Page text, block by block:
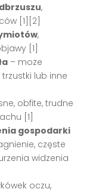
,
[1][2]
,
[1]
– może
lub inne
obfite, trudne
[1]
gospodarki
częste
widzenia
oczu,